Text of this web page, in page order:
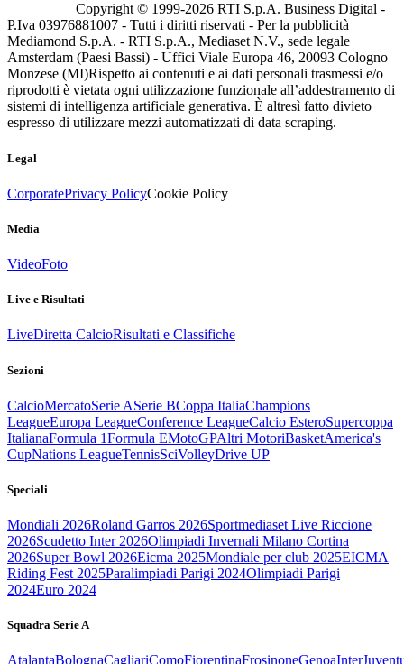
Copyright © 1999-2026 RTI S.p.A. Business Digital -
P.Iva 03976881007 - Tutti i diritti riservati - Per la pubblicità
Mediamond S.p.A. - RTI S.p.A., Mediaset N.V., sede legale
Amsterdam (Paesi Bassi) - Uffici Viale Europa 46, 20093 Cologno
Monzese (MI)Rispetto ai contenuti e ai dati personali trasmessi e/o
riprodotti è vietata ogni utilizzazione funzionale all’addestramento di
sistemi di intelligenza artificiale generativa. È altresì fatto divieto
espresso di utilizzare mezzi automatizzati di data scraping.
Legal
CorporatePrivacy PolicyCookie Policy
Media
VideoFoto
Live e Risultati
LiveDiretta CalcioRisultati e Classifiche
Sezioni
CalcioMercatoSerie ASerie BCoppa ItaliaChampions
LeagueEuropa LeagueConference LeagueCalcio EsteroSupercoppa
ItalianaFormula 1Formula EMotoGPAltri MotoriBasketAmerica's
CupNations LeagueTennisSciVolleyDrive UP
Speciali
Mondiali 2026Roland Garros 2026Sportmediaset Live Riccione
2026Scudetto Inter 2026Olimpiadi Invernali Milano Cortina
2026Super Bowl 2026Eicma 2025Mondiale per club 2025EICMA
Riding Fest 2025Paralimpiadi Parigi 2024Olimpiadi Parigi
2024Euro 2024
Squadra Serie A
AtalantaBolognaCagliariComoFiorentinaFrosinoneGenoaInter